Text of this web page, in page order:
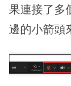
果連接了多
邊的小箭頭